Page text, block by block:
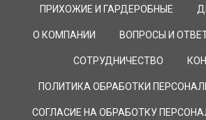
ПРИХОЖИЕ И ГАРДЕРОБНЫЕ
О КОМПАНИИ ВОПРОСЫ И
СОТРУДНИЧЕСТВО
ПОЛИТИКА ОБРАБОТКИ
СОГЛАСИЕ НА ОБРАБОТКУ